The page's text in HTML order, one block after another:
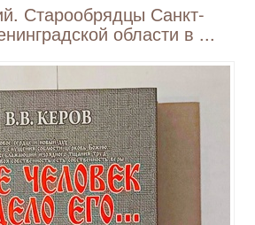
Старообрядцы Санкт-
области в ...